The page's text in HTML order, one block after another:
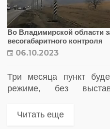
Во Владимирской области
весогабаритного контроля
06.10.2023
Три месяца пункт
режиме, без
Читать еще